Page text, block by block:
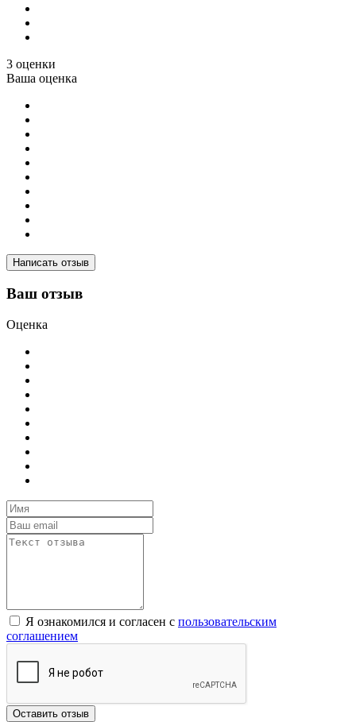
3 оценки
Ваша оценка
Написать отзыв
Ваш отзыв
Оценка
Я ознакомился и согласен с пользовательским
соглашением
Оставить отзыв